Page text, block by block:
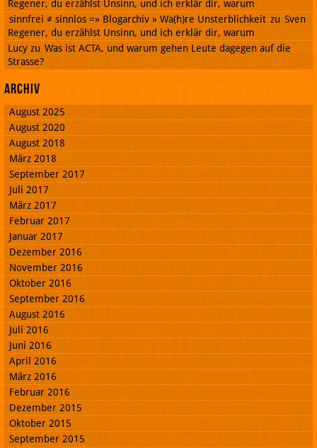
Regener, du erzählst Unsinn, und ich erklär dir, warum
sinnfrei ≠ sinnlos =» Blogarchiv » Wa(h)re Unsterblichkeit zu Sven
Regener, du erzählst Unsinn, und ich erklär dir, warum
Lucy zu Was ist ACTA, und warum gehen Leute dagegen auf die
Strasse?
Archiv
August 2025
August 2020
August 2018
März 2018
September 2017
Juli 2017
März 2017
Februar 2017
Januar 2017
Dezember 2016
November 2016
Oktober 2016
September 2016
August 2016
Juli 2016
Juni 2016
April 2016
März 2016
Februar 2016
Dezember 2015
Oktober 2015
September 2015